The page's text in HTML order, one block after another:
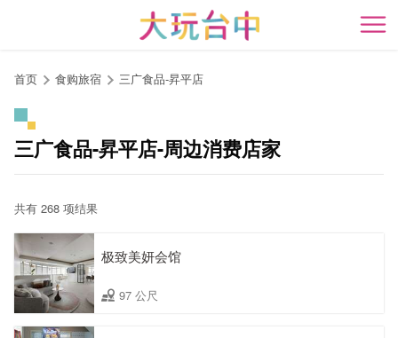
开
首页 食购旅宿 三广食品-昇平店
三广食品-昇平店-周边消费店家
共有 268 项结果
极致美妍会馆
97 公尺